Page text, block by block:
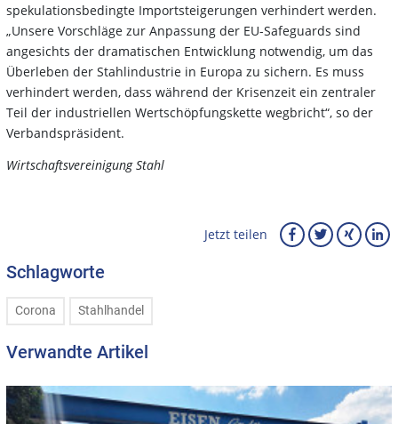
spekulationsbedingte Importsteigerungen verhindert werden.
„Unsere Vorschläge zur Anpassung der EU-Safeguards sind
angesichts der dramatischen Entwicklung notwendig, um das
Überleben der Stahlindustrie in Europa zu sichern. Es muss
verhindert werden, dass während der Krisenzeit ein zentraler
Teil der industriellen Wertschöpfungskette wegbricht“, so der
Verbandspräsident.
Wirtschaftsvereinigung Stahl
Jetzt teilen
Schlagworte
Corona Stahlhandel
Verwandte Artikel